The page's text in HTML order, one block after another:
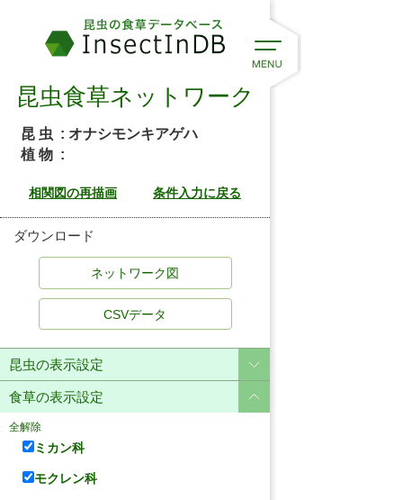
昆虫食草ネットワーク
昆 虫 : オナシモンキアゲハ
植 物 :
ダウンロード
CSVデータ
昆虫の表示設定
食草の表示設定
全解除
ミカン科
モクレン科